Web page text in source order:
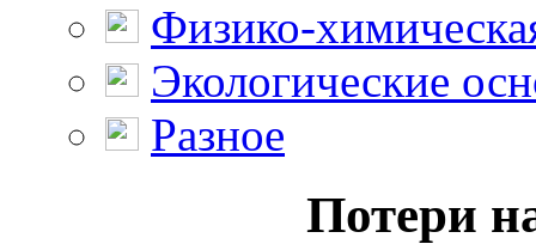
Физико-
Экологические
Разное
Потери